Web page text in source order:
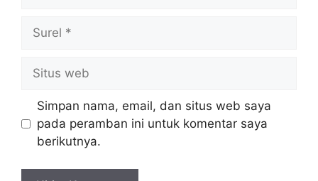
Surel
Situs
web
Simpan nama, email, dan situs web saya
pada peramban ini untuk komentar saya
berikutnya.